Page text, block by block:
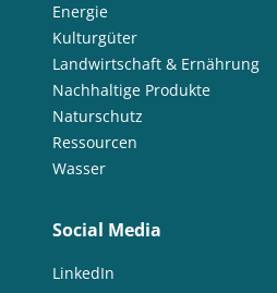
Energie
Kulturgüter
Landwirtschaft & Ernährung
Nachhaltige Produkte
Naturschutz
Ressourcen
Wasser
Social Media
LinkedIn